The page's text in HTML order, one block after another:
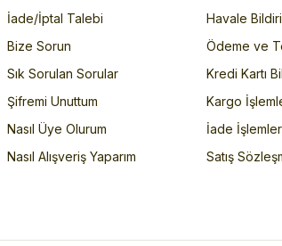
İade/İptal Talebi
Bize Sorun
Sık Sorulan Sorular
Şifremi Unuttum
Nasıl Üye Olurum
Nasıl Alışveriş Yaparım
Havale
Ödeme ve
Kredi Kartı
Kargo
İade
Satış